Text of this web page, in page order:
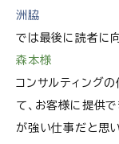
洲脇
では最後に読者に
森本様
コンサルティング
て、お客様に提供
が強い仕事だと思い